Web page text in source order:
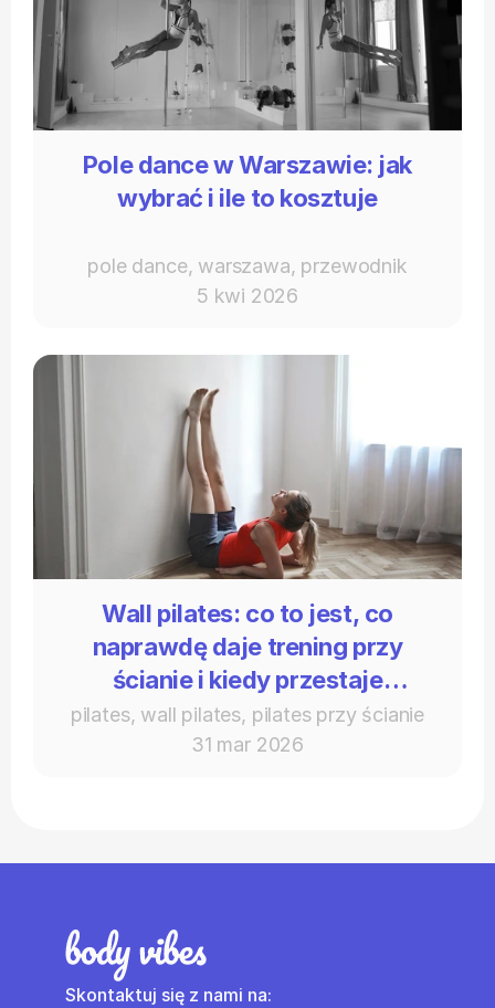
Pole dance w Warszawie: jak
wybrać i ile to kosztuje
pole dance, warszawa, przewodnik
5 kwi 2026
Wall pilates: co to jest, co
naprawdę daje trening przy
ścianie i kiedy przestaje
wystarczać
pilates, wall pilates, pilates przy ścianie
31 mar 2026
Skontaktuj się z nami na: